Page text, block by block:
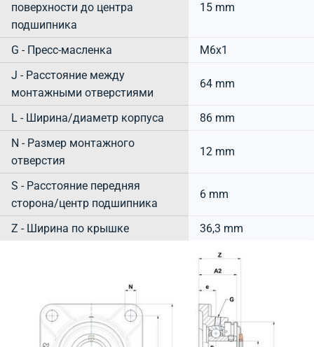
поверхности до центра
подшипника
15 mm
G - Пресс-масленка
M6x1
J - Расстояние между
монтажными отверстиями
64 mm
L - Ширина/диаметр корпуса
86 mm
N - Размер монтажного
отверстия
12 mm
S - Расстояние передняя
сторона/центр подшипника
6 mm
Z - Ширина по крышке 36,3 mm